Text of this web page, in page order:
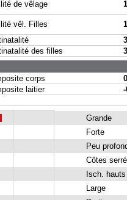
de vêlage
vêl. Filles
des filles
corps
laitier
Grande
Forte
Peu
Côtes
Isch. hauts
Large